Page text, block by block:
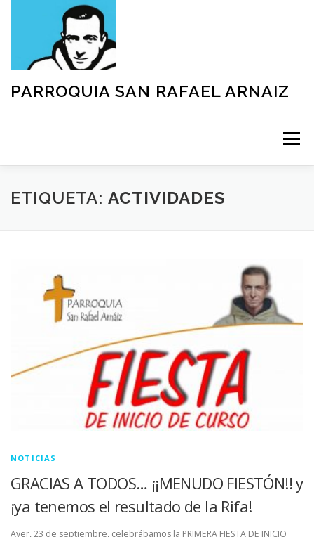
PARROQUIA SAN RAFAEL ARNAIZ
Menú
NUESTRA PARROQUIA SACRAMENTOS
TEXTOS Y DOCUMENTOS
ETIQUETA: ACTIVIDADES
NOTICIAS
GRACIAS A TODOS… ¡¡MENUDO FIESTÓN!! y
¡ya tenemos el resultado de la Rifa!
Ayer, 23 de septiembre, celebrábamos la PRIMERA FIESTA DE INICIO